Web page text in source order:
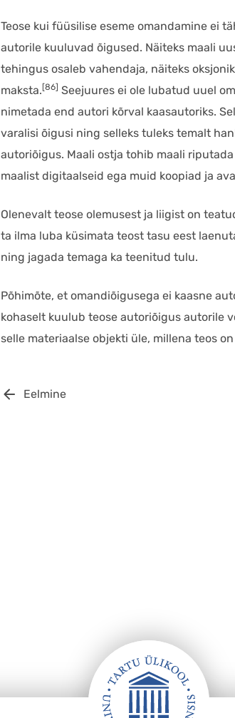
Teose kui füüsilise eseme omandamine ei
autorile kuuluvad õigused. Näiteks maali
tehingus osaleb vahendaja, näiteks
maksta. [86] Seejuures ei ole lubatud uuel
nimetada end autori kõrval kaasautoriks.
varalisi õigusi ning selleks tuleks temalt
autoriõigus. Maali ostja tohib maali
maalist digitaalseid ega muid koopiad ja
Olenevalt teose olemusest ja liigist on
ta ilma luba küsimata teost tasu eest
ning jagada temaga ka teenitud tulu.
Põhimõte, et omandiõigusega ei kaasne
kohaselt kuulub teose autoriõigus autorile
selle materiaalse objekti üle, millena teos
Eelmine